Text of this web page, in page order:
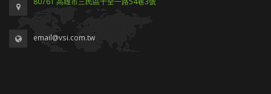
email@vsi.com.tw